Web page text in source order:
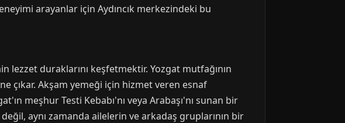
arayanlar için Aydıncık merkezindeki bu
lezzet duraklarını keşfetmektir. Yozgat mutfağının
çıkar. Akşam yemeği için hizmet veren esnaf
meşhur Testi Kebabı'nı veya Arabaşı'nı sunan bir
aynı zamanda ailelerin ve arkadaş gruplarının bir